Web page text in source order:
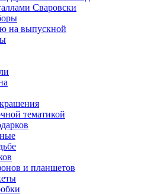
Сваровски
на выпускной
тематикой
и планшетов